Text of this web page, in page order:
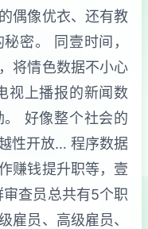
偶像优衣、还有教
密。 同壹时间，
将情色数据不小心
视上播报的新闻数
好像整个社会的
性开放… 程序数据
赚钱提升职等，壹
查员总共有5个职
雇员、高级雇员、